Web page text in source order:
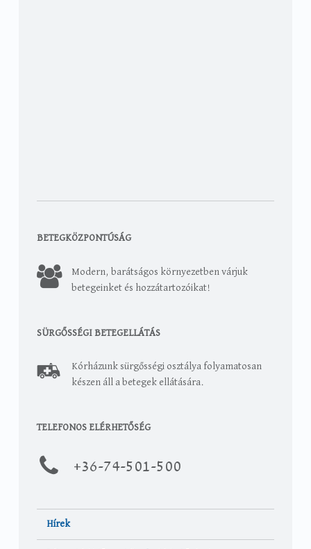
BETEGKÖZPONTÚSÁG
Modern, barátságos környezetben várjuk
betegeinket és hozzátartozóikat!
SÜRGŐSSÉGI BETEGELLÁTÁS
Kórházunk sürgősségi osztálya folyamatosan
készen áll a betegek ellátására.
TELEFONOS ELÉRHETŐSÉG
+36-74-501-500
Hírek